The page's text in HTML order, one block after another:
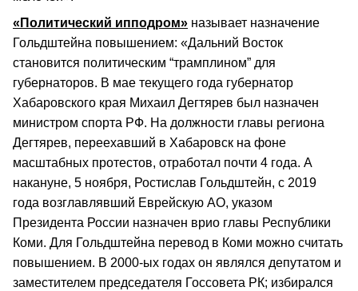
«Политический ипподром» называет назначение
Гольдштейна повышением: «Дальний Восток
становится политическим “трамплином” для
губернаторов. В мае текущего года губернатор
Хабаровского края Михаил Дегтярев был назначен
министром спорта РФ. На должности главы региона
Дегтярев, переехавший в Хабаровск на фоне
масштабных протестов, отработал почти 4 года. А
накануне, 5 ноября, Ростислав Гольдштейн, с 2019
года возглавлявший Еврейскую АО, указом
Президента России назначен врио главы Республики
Коми. Для Гольдштейна перевод в Коми можно считать
повышением. В 2000-ых годах он являлся депутатом и
заместителем председателя Госсовета РК; избирался